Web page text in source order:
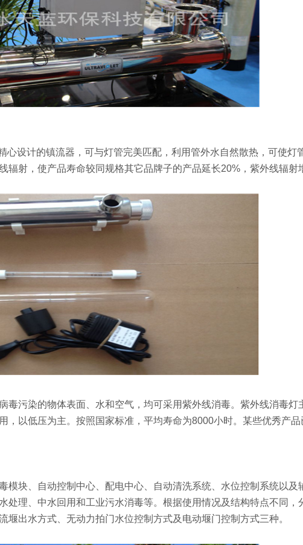
心设计的镇流器，可与灯管完美匹配，利用管外水自然散热，可使灯
辐射，使产品寿命较同规格其它品牌子的产品延长20%，紫外线辐射
毒污染的物体表面、水和空气，均可采用紫外线消毒。紫外线消毒灯
，以低压为主。按照国家标准，平均寿命为8000小时。某些优秀产品
模块、自动控制中心、配电中心、自动清洗系统、水位控制系统以及
处理、中水回用和工业污水消毒等。根据使用情况及结构特点不同，
堰出水方式、无动力拍门水位控制方式及电动堰门控制方式三种。